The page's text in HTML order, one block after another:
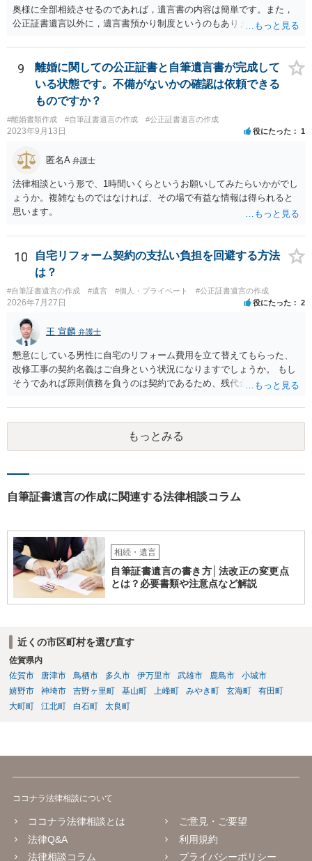
奥様に全部相続させるのであれば，遺言書の内容は簡単です。また，
公正証書遺言以外に，遺言書預かり制度というのもあります。
9
離婚に関しての公正証書と自筆遺言書が完成して
いる状態です。不備がないかの確認は依頼できる
ものですか？
#離婚書類作成 #自筆証書遺言の作成 #公正証書遺言の作成
2023年9月13日 役にたった 1
匿名A 弁護士
法律相談という形で、1時間いくらというお願いしてみたらいかがでし
ょうか。複雑なものではなければ、その場で有益な情報は得られると
思います。
10
自宅リフォーム契約の支払い負担を回避する方法
は？
#自筆証書遺言の作成 #遺言 #個人・プライベート #公正証書遺言の作成
2026年7月27日 役にたった 2
王 宣麟 弁護士
懇意にしている男性に自宅のリフォーム費用を立て替えてもらった、
改修工事の契約名義はご自身という状況になりますでしょうか。 もし
そうであれば原則債務を負うのは契約であるため、残代金を捻出して
ます。 入籍した場合でも、原則契約者が単独で全ての債務を負うこと
には変わりがありません。 なかなか対応に難しい案件であり、公開の
場でアドバイスを行うのも限界があるように思われますので、資料等
を持参のうえ個別に弁護士に相談されることをお勧めします。
もっとみる
自筆証書遺言の作成に関連する法律相談コラム
相続・遺言
自筆証書遺言の書き方│法改正の変更点
とは？必要書類や注意点など解説
近くの市区町村を選び直す
佐賀県内
佐賀市
唐津市 鳥栖市 多久市 伊万里市 武雄市 鹿島市
小城市
嬉野市
神埼市 吉野ヶ里町 基山町 上峰町 みやき町 玄海町
有田町
大町町
江北町 白石町 太良町
ココナラ法律相談について
ココナラ法律相談とは
法律Q&A
法律相談コラム
ご意見・ご要望
利用規約
プライバシーポリシー